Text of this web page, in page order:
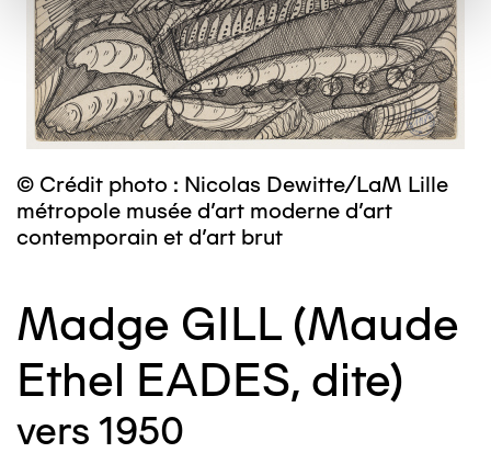
© Crédit photo : Nicolas Dewitte/LaM Lille
métropole musée d’art moderne d’art
contemporain et d’art brut
Madge GILL (Maude
Ethel EADES, dite)
vers 1950